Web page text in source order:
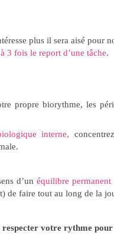
plus il sera aisé pour
3 fois le report d’une tâche.
propre biorythme, les
interne,
d’un équilibre permanent
de faire tout au long de la
votre rythme